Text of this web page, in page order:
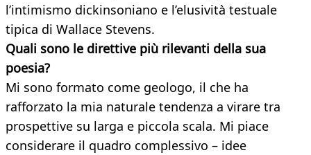
l’intimismo dickinsoniano e l’elusività testuale
tipica di Wallace Stevens.
Quali sono le direttive più rilevanti della sua
poesia?
Mi sono formato come geologo, il che ha
rafforzato la mia naturale tendenza a virare tra
prospettive su larga e piccola scala. Mi piace
considerare il quadro complessivo – idee